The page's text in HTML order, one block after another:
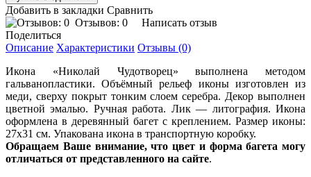
Добавить в закладки Сравнить
Отзывов: 0
Написать отзыв
Поделиться
Описание Характеристики Отзывы (0)
Икона «Николай Чудотворец» выполнена методом
гальванопластики. Объёмный рельеф иконы изготовлен из
меди, сверху покрыт тонким слоем серебра. Декор выполнен
цветной эмалью. Ручная работа. Лик — литография. Икона
оформлена в деревянный багет с креплением. Размер иконы:
27х31 см. Упакована икона в транспортную коробку.
Обращаем Ваше внимание, что цвет и форма багета могу
отличаться от представленного на сайте.